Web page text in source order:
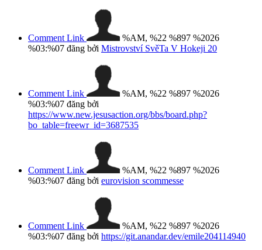
Comment Link
%AM, %22 %897 %2026
%03:%07 đăng bởi Mistrovství SvěTa V Hokeji 20
Comment Link
%AM, %22 %897 %2026
%03:%07 đăng bởi
https://www.new.jesusaction.org/bbs/board.php?
bo_table=freewr_id=3687535
Comment Link
%AM, %22 %897 %2026
%03:%07 đăng bởi eurovision scommesse
Comment Link
%AM, %22 %897 %2026
%03:%07 đăng bởi https://git.anandar.dev/emile204114940